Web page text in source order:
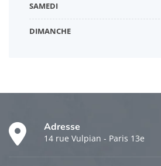
SAMEDI
DIMANCHE
Adresse
14 rue Vulpian - Paris 13e